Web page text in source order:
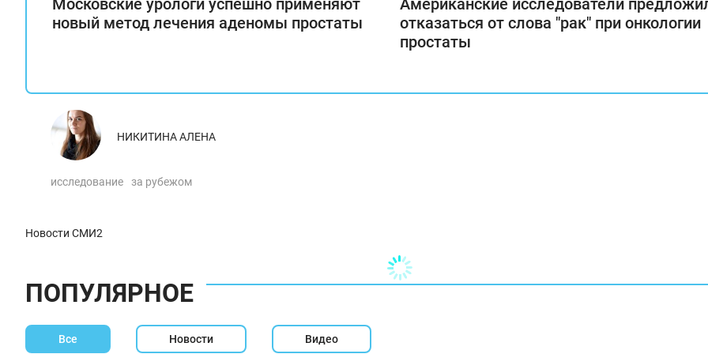
Московские урологи успешно применяют
новый метод лечения аденомы простаты
Американские исследователи
отказаться от слова "рак" при онкологии
простаты
НИКИТИНА АЛЕНА
исследование за рубежом
Новости СМИ2
ПОПУЛЯРНОЕ
Все Новости Видео